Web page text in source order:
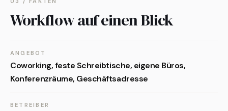
Workflow auf einen Blick
ANGEBOT
Coworking, feste Schreibtische, eigene Büros,
Konferenzräume, Geschäftsadresse
BETREIBER